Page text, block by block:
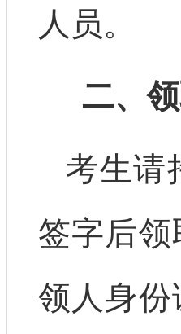
人员。
二、
考生请
签字后
领人身